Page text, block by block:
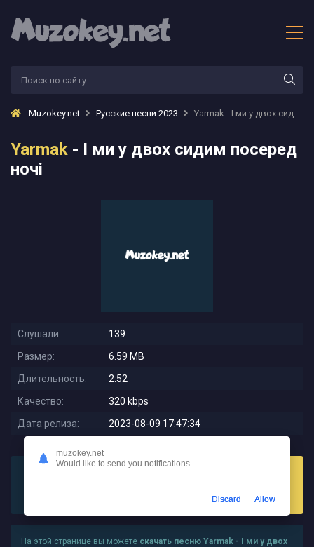
Muzokey.net Русские песни 2023 Yarmak - І ми у двох сидим посеред ночі
Yarmak - І ми у двох сидим посеред
ночі
Слушали:
139
Размер:
6.59 MB
Длительность:
2:52
Качество:
320 kbps
Дата релиза:
2023-08-09 17:47:34
Скачать
На этой странице вы можете скачать песню Yarmak - І ми у двох
muzokey.net
Would like to send you notifications
Discard Allow